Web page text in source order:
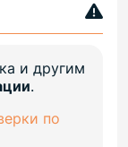
и другим
.
по